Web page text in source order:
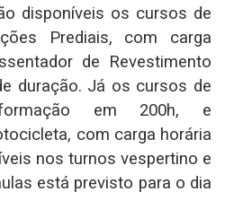
disponíveis os cursos de
Prediais, com carga
de Revestimento
duração. Já os cursos de
em 200h, e
com carga horária
nos turnos vespertino e
está previsto para o dia